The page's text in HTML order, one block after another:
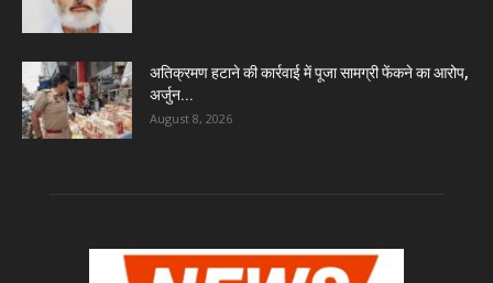
अतिक्रमण हटाने की कार्रवाई में पूजा सामग्री फेंकने का आरोप,
अर्जुन...
August 8, 2026